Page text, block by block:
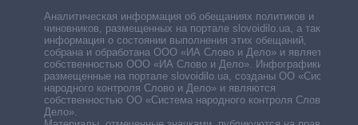
Аналитическая информация об обещаниях политиков и
чиновников, размещенных на портале slovoidilo.ua, а также
информация о состоянии выполнения этих обещаний,
собрана и обработана ООО «ИА Слово и Дело» и является
собственностью ООО «ИА Слово и Дело». Инфографики,
размещенные на портале slovoidilo.ua, созданы ОО «Система
народного контроля Слово и Дело» и являются
собственностью ОО «Система народного контроля Слово и
Дело».